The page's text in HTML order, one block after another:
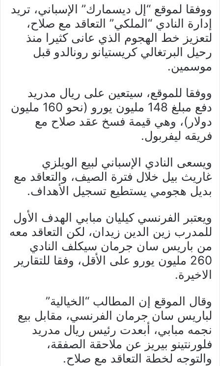
ووفقا لموقع “إل ديسمارك” الإسباني، تريد
إدارة النادي “الملكي” التعاقد مع صلاح،
لتعزيز خط الهجوم الذي عانى كثيرا منذ
رحيل البرتغالي كريستيانو رونالدو قبل
موسمين.
ووفقا للموقع، سيتعين على ريال مدريد
دفع مبلغ 148 مليون يورو (نحو 160 مليون
دولار)، وهي قيمة فسخ عقد صلاح مع
فريقه ليفربول.
ويسعى النادي الإسباني لبيع الويلزي
غاريث بيل خلال فترة الصيف، والتعاقد مع
بديل هجومي يستطيع تسجيل الأهداف.
ويعتبر الفرنسي كيليان مبابي الهدف الأول
للمدرب زين الدين زيدان، لكن التعاقد معه
من باريس سان جرمان سيكلف النادي
260 مليون يورو على الأقل، وفقا للتقارير
الاخيرة.
وقال الموقع إن المطالب “الخيالية”
لباريس سان جرمان الفرنسي، مقابل بيع
نجمه مبابي، أبعدت رئيس ريال مدريد
فلورنتينو بيريز عن ملاحقة الصفقة،
والتوجه لخطة التعاقد مع صلاح.